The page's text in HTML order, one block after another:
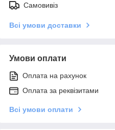
Самовивіз
Всі умови доставки
Умови оплати
Оплата на рахунок
Оплата за реквізитами
Всі умови оплати